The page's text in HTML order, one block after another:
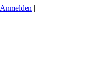
Anmelden |